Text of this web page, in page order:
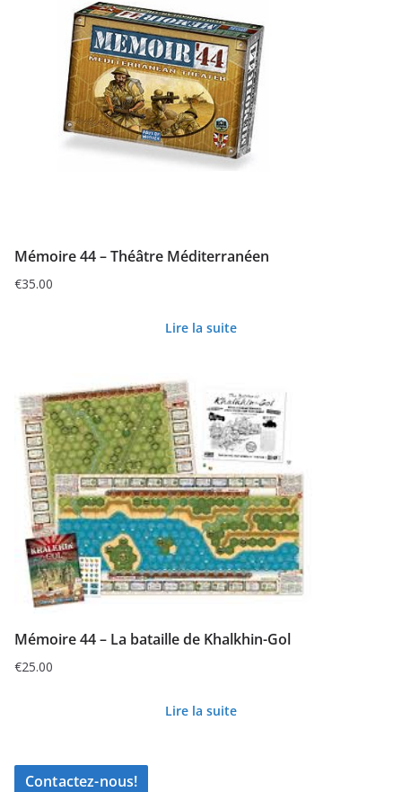
Mémoire 44 – Théâtre Méditerranéen
€35.00
Lire la suite
Mémoire 44 – La bataille de Khalkhin-Gol
€25.00
Lire la suite
Contactez-nous!